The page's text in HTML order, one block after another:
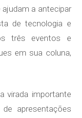
a antecipar
de tecnologia e
três eventos e
em sua coluna,
virada importante
apresentações